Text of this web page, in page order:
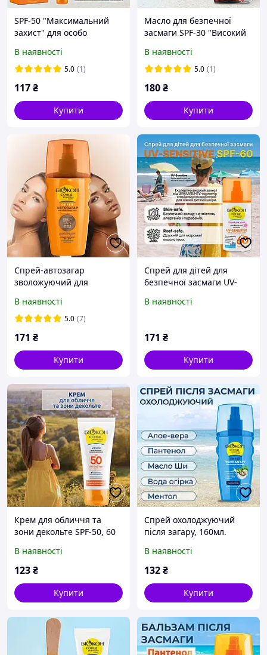
SPF-50 "Максимальний
захист" для особо
обличчя, 25мл
В наявності
5.0 (1)
117₴
Купити
Масло для безпечної
засмаги SPF-30 "Високий
В наявності
5.0 (1)
180₴
Купити
Спрей-автозагар
зволожуючий для
В наявності
5.0 (7)
171 ₴
Купити
Cпрей для дітей для
безпечної засмаги UV-
В наявності
171 ₴
Купити
Крем для обличчя та
зони декольте SPF-50, 60
В наявності
123₴
Купити
Спрей охолоджуючий
після загару, 160мл.
В наявності
132₴
Купити